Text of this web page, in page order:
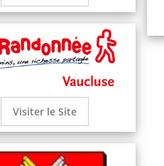
Visiter le Site